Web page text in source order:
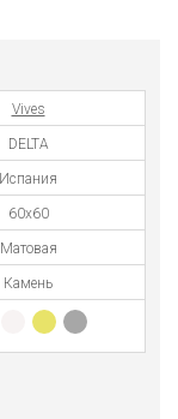
Vives
DELTA
Испания
60x60
Матовая
Камень